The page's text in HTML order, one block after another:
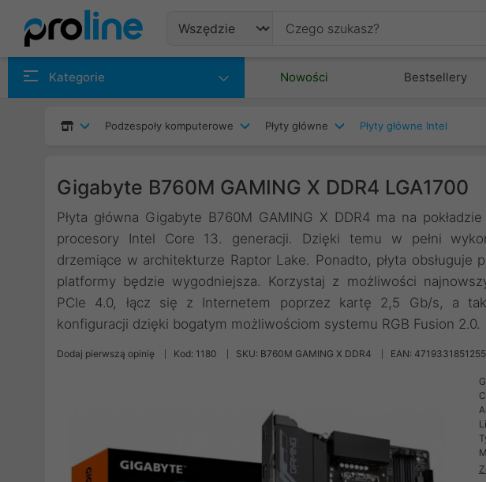
Kategorie Nowości Bestsellery
Podzespoły komputerowe Płyty główne Płyty główne Intel
Gigabyte B760M GAMING X DDR4 LGA1700
Płyta główna Gigabyte B760M GAMING X DDR4 ma na
procesory Intel Core 13. generacji. Dzięki temu w pełni
drzemiące w architekturze Raptor Lake. Ponadto, płyta obsługuje
platformy będzie wygodniejsza. Korzystaj z możliwości
PCIe 4.0, łącz się z Internetem poprzez kartę 2,5 Gb/s, a
konfiguracji dzięki bogatym możliwościom systemu RGB Fusion 2.0.
Dodaj pierwszą opinię Kod: 1180 SKU: B760M GAMING X DDR4 EAN: 4719331851255